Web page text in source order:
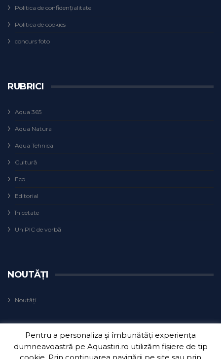
Politica de confidențialitate
Politica de cookies
concurs foto
RUBRICI
Aqua 365
Aqua Natura
Aqua Tehnica
Cultură
Eco
Editorial
În cetate
Un PIC de vorbă
NOUTĂȚI
Noutăți
Pentru a personaliza și îmbunătăți experiența
dumneavoastră pe Aquastiri.ro utilizăm fișiere de tip